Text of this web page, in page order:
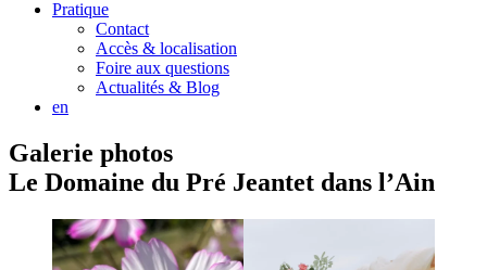
Pratique
Contact
Accès & localisation
Foire aux questions
Actualités & Blog
en
Galerie photos
Le Domaine du Pré Jeantet dans l’Ain